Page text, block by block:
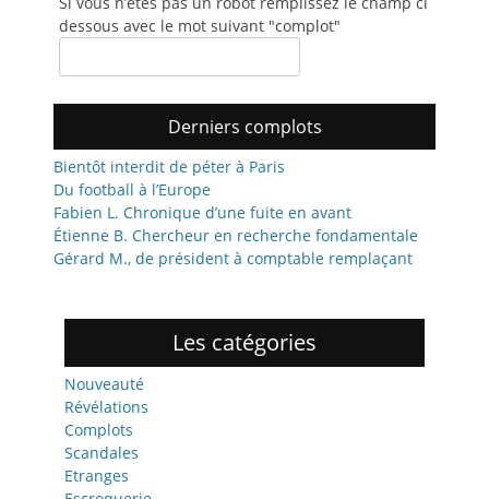
dessous avec le mot suivant "complot"
Derniers complots
Bientôt interdit de péter à Paris
Du football à l’Europe
Fabien L. Chronique d’une fuite en avant
Étienne B. Chercheur en recherche fondamentale
Gérard M., de président à comptable remplaçant
Les catégories
Nouveauté
Révélations
Complots
Scandales
Etranges